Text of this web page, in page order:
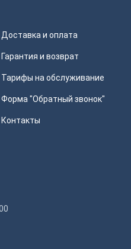
Доставка и оплата
Гарантия и возврат
Тарифы на обслуживание
Форма "Обратный звонок"
Контакты